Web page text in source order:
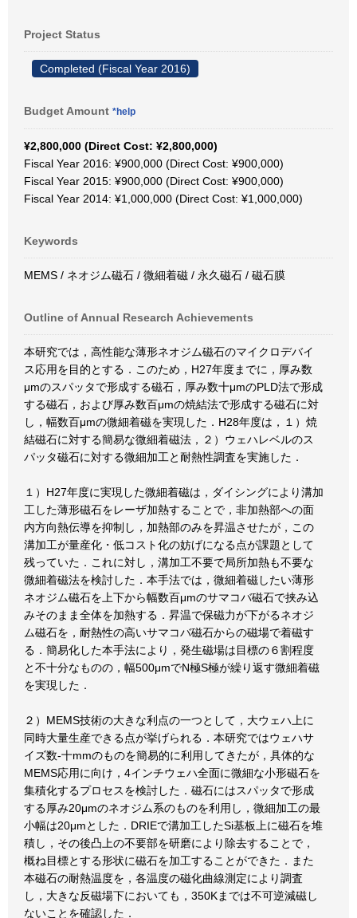
Project Status
Completed (Fiscal Year 2016)
Budget Amount *help
¥2,800,000 (Direct Cost: ¥2,800,000)
Fiscal Year 2016: ¥900,000 (Direct Cost: ¥900,000)
Fiscal Year 2015: ¥900,000 (Direct Cost: ¥900,000)
Fiscal Year 2014: ¥1,000,000 (Direct Cost: ¥1,000,000)
Keywords
MEMS / ネオジム磁石 / 微細着磁 / 永久磁石 / 磁石膜
Outline of Annual Research Achievements
本研究では，高性能な薄形ネオジム磁石のマイクロデバイ
ス応用を目的とする．このため，H27年度までに，厚み数
μmのスパッタで形成する磁石，厚み数十μmのPLD法で形成
する磁石，および厚み数百μmの焼結法で形成する磁石に対
し，幅数百μmの微細着磁を実現した．H28年度は，１）焼
結磁石に対する簡易な微細着磁法，２）ウェハレベルのス
パッタ磁石に対する微細加工と耐熱性調査を実施した．
１）H27年度に実現した微細着磁は，ダイシングにより溝加
工した薄形磁石をレーザ加熱することで，非加熱部への面
内方向熱伝導を抑制し，加熱部のみを昇温させたが，この
溝加工が量産化・低コスト化の妨げになる点が課題として
残っていた．これに対し，溝加工不要で局所加熱も不要な
微細着磁法を検討した．本手法では，微細着磁したい薄形
ネオジム磁石を上下から幅数百μmのサマコバ磁石で挟み込
みそのまま全体を加熱する．昇温で保磁力が下がるネオジ
ム磁石を，耐熱性の高いサマコバ磁石からの磁場で着磁す
る．簡易化した本手法により，発生磁場は目標の６割程度
と不十分なものの，幅500μmでN極S極が繰り返す微細着磁
を実現した．
２）MEMS技術の大きな利点の一つとして，大ウェハ上に
同時大量生産できる点が挙げられる．本研究ではウェハサ
イズ数-十mmのものを簡易的に利用してきたが，具体的な
MEMS応用に向け，4インチウェハ全面に微細な小形磁石を
集積化するプロセスを検討した．磁石にはスパッタで形成
する厚み20μmのネオジム系のものを利用し，微細加工の最
小幅は20μmとした．DRIEで溝加工したSi基板上に磁石を堆
積し，その後凸上の不要部を研磨により除去することで，
概ね目標とする形状に磁石を加工することができた．また
本磁石の耐熱温度を，各温度の磁化曲線測定により調査
し，大きな反磁場下においても，350Kまでは不可逆減磁し
ないことを確認した．